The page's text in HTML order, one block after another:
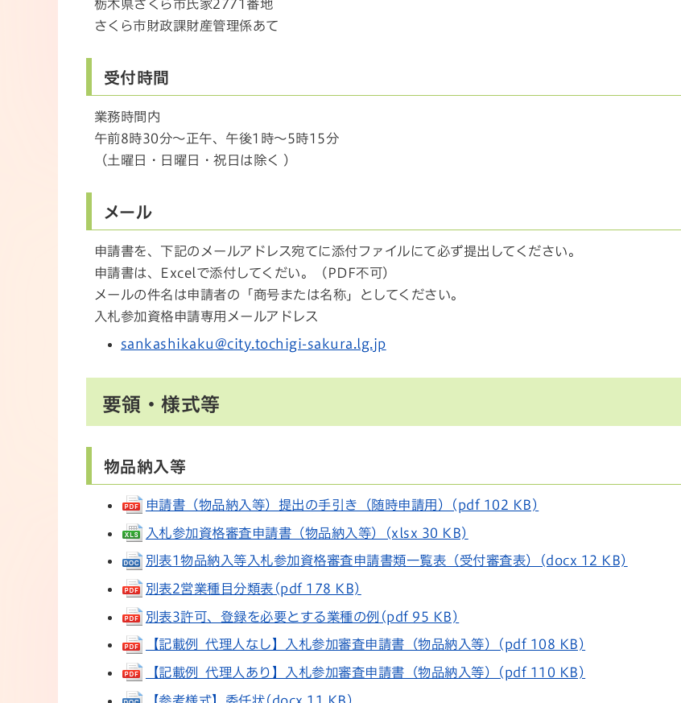
栃木県さくら市氏家2771番地
さくら市財政課財産管理係あて
受付時間
業務時間内
午前8時30分～正午、午後1時～5時15分
（土曜日・日曜日・祝日は除く ）
メール
申請書を、下記のメールアドレス宛てに添付ファイルにて必ず提出してください。
申請書は、Excelで添付してくだい。（PDF不可）
メールの件名は申請者の「商号または名称」としてください。
入札参加資格申請専用メールアドレス
sankashikaku@city.tochigi-sakura.lg.jp
要領・様式等
物品納入等
申請書（物品納入等）提出の手引き（随時申請用）(pdf 102 KB)
入札参加資格審査申請書（物品納入等）(xlsx 30 KB)
別表1物品納入等入札参加資格審査申請書類一覧表（受付審査表）(docx 12 KB)
別表2営業種目分類表(pdf 178 KB)
別表3許可、登録を必要とする業種の例 (pdf 95 KB)
【記載例_代理人なし】入札参加審査申請書（物品納入等）(pdf 108 KB)
【記載例_代理人あり】入札参加審査申請書（物品納入等）(pdf 110 KB)
【参考様式】委任状(docx 11 KB)